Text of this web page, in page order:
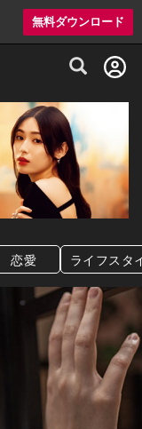
無料ダウンロード
アムレストラン予約
恋愛 ライフスタ